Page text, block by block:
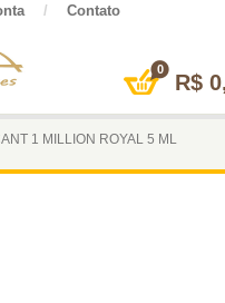
/ Contato
0
R$
1 MILLION ROYAL 5 ML